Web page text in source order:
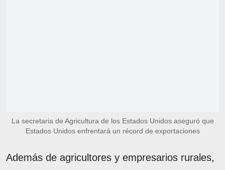
La secretaria de Agricultura de los Estados Unidos aseguró que
Estados Unidos enfrentará un récord de exportaciones
Además de agricultores y empresarios rurales,